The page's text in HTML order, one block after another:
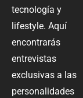
tecnología y
lifestyle. Aquí
encontrarás
entrevistas
exclusivas a las
personalidades